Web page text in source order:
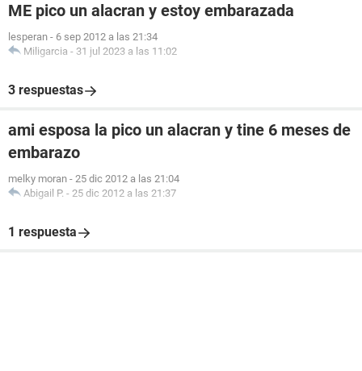
ME pico un alacran y estoy embarazada
lesperan - 6 sep 2012 a las 21:34
Miligarcia - 31 jul 2023 a las 11:02
3 respuestas
ami esposa la pico un alacran y tine 6 meses de
embarazo
melky moran - 25 dic 2012 a las 21:04
Abigail P. - 25 dic 2012 a las 21:37
1 respuesta